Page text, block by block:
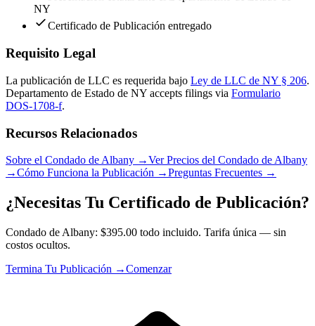
NY
Certificado de Publicación entregado
Requisito Legal
La publicación de LLC es requerida bajo Ley de LLC de NY § 206.
Departamento de Estado de NY accepts filings via Formulario
DOS-1708-f.
Recursos Relacionados
Sobre el Condado de Albany →Ver Precios del Condado de Albany
→Cómo Funciona la Publicación →Preguntas Frecuentes →
¿Necesitas Tu Certificado de Publicación?
Condado de Albany: $395.00 todo incluido. Tarifa única — sin
costos ocultos.
Termina Tu Publicación →Comenzar